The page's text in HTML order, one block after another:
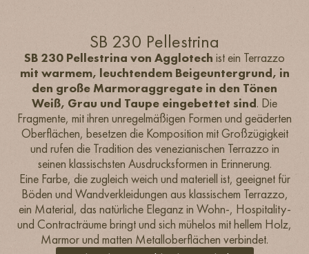
SB 230 Pellestrina
SB 230 Pellestrina von Agglotech ist ein Terrazzo
mit warmem, leuchtendem Beigeuntergrund, in
den große Marmoraggregate in den Tönen
Weiß, Grau und Taupe eingebettet sind. Die
Fragmente, mit ihren unregelmäßigen Formen und geäderten
Oberflächen, besetzen die Komposition mit Großzügigkeit
und rufen die Tradition des venezianischen Terrazzo in
seinen klassischsten Ausdrucksformen in Erinnerung.
Eine Farbe, die zugleich weich und materiell ist, geeignet für
Böden und Wandverkleidungen aus klassischem Terrazzo,
ein Material, das natürliche Eleganz in Wohn-, Hospitality-
und Contracträume bringt und sich mühelos mit hellem Holz,
Marmor und matten Metalloberflächen verbindet.